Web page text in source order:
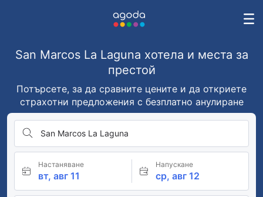
San Marcos La Laguna хотела и места за
престой
Потърсете, за да сравните цените и да откриете
страхотни предложения с безплатно анулиране
San Marcos La Laguna
Настаняване
вт, авг 11
Напускане
ср, авг 12